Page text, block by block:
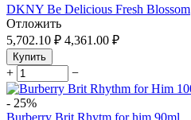
DKNY Be Delicious Fresh Blossom
Отложить
5,702.10 ₽ 4,361.00 ₽
Купить
+ −
- 25%